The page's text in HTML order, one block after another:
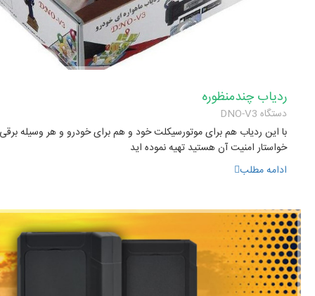
ردیاب چندمنظوره
دستگاه DNO-V3
با این ردیاب هم برای موتورسیکلت خود و هم برای خودرو و هر وسیله
خواستار امنیت آن هستید تهیه نموده اید
ادامه مطلب